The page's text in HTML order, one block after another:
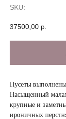
SKU:
37500,00 р.
Пусеты
Насыщенный
крупные и
ироничных